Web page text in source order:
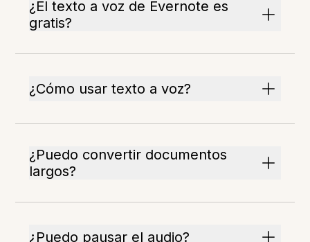
¿El texto a voz de Evernote es
gratis?
¿Cómo usar texto a voz?
¿Puedo convertir documentos
largos?
¿Puedo pausar el audio?